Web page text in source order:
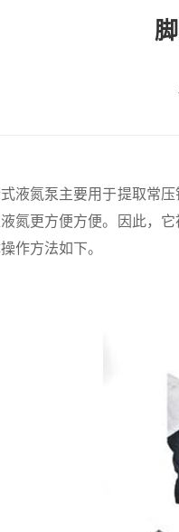
氮泵主要用于提取常压
氮更方便方便。因此，
作方法如下。